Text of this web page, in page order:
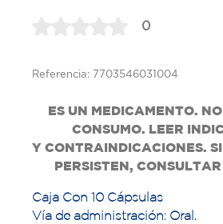
0
Referencia: 7703546031004
ES UN MEDICAMENTO.
CONSUMO. LEER
Y CONTRAINDICACIONES.
PERSISTEN,
Caja Con 10 Cápsulas
Vía de administración: Oral.